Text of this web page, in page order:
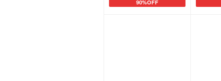
90%OFF
カートに追加